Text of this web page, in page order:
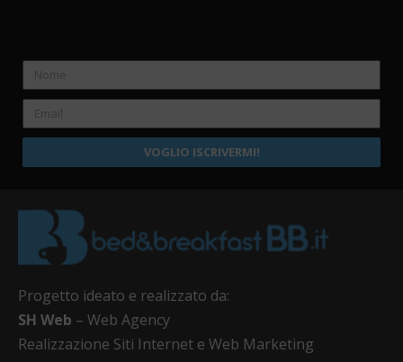
VOGLIO ISCRIVERMI!
Progetto ideato e realizzato da:
SH Web – Web Agency
Realizzazione Siti Internet e Web Marketing